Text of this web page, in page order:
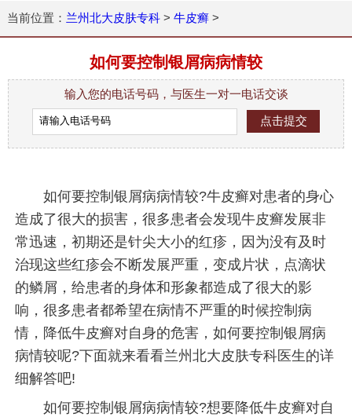
当前位置： 兰州北大皮肤专科> 牛皮癣>
如何要控制银屑病病情较
输入您的电话号码，与医生一对一电话交谈
如何要控制银屑病病情较?牛皮癣对患者的身心
造成了很大的损害，很多患者会发现牛皮癣发展非
常迅速，初期还是针尖大小的红疹，因为没有及时
治现这些红疹会不断发展严重，变成片状，点滴状
的鳞屑，给患者的身体和形象都造成了很大的影
响，很多患者都希望在病情不严重的时候控制病
情，降低牛皮癣对自身的危害，如何要控制银屑病
病情较呢?下面就来看看兰州北大皮肤专科医生的详
细解答吧!
如何要控制银屑病病情较?想要降低牛皮癣对自